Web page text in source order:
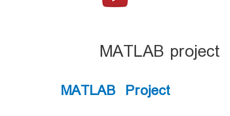
MATLAB project
MATLAB Project